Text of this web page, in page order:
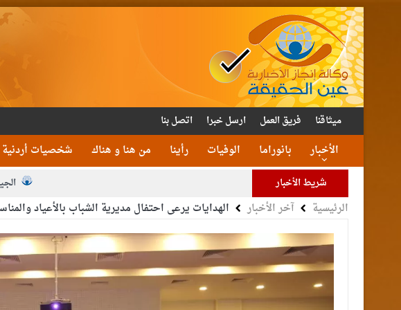
ميثاقنا فريق العمل ارسل خبرا اتصل بنا
الأخبار بانوراما الوفيات رأينا من هنا و هناك شخصيات أردنية
شريط الأخبار
الأمن يتلف 16 مليون حبة كبتاجون و1480 كغم مواد مخدرة
القاضي يلتقي رؤساء تحرير
الملك يتلقى اتصالا هاتفيا من العاهل البحريني
الرئيسية آخر الأخبار الهدايات يرعى احتفال مديرية الشباب بالأعياد